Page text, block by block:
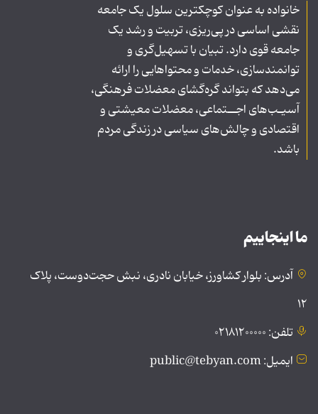
خانواده به عنوان کوچکترین سلول یک جامعه
نقشی اساسی در پی‌ریزی، تربیت و رشد یک
جامعه قوی دارد. تبیان با تسهیل‌گری و
توانمندسازی، خدمات و محتواهایی را ارائه
می‌دهد که بتواند گره‌گشای معضلات فرهنگی،
آسیـب‌های اجــتماعی، معضلات معیشتی و
اقتصادی و چالش‌های سیاسی در زندگی مردم
باشد.
ما اینجاییم
آدرس: بلوار کشاورز، خیابان نادری، نبش حجت‌دوست، پلاک
۱۲
تلفن: ۰۲۱۸۱۲۰۰۰۰۰
ایمیل: public@tebyan.com